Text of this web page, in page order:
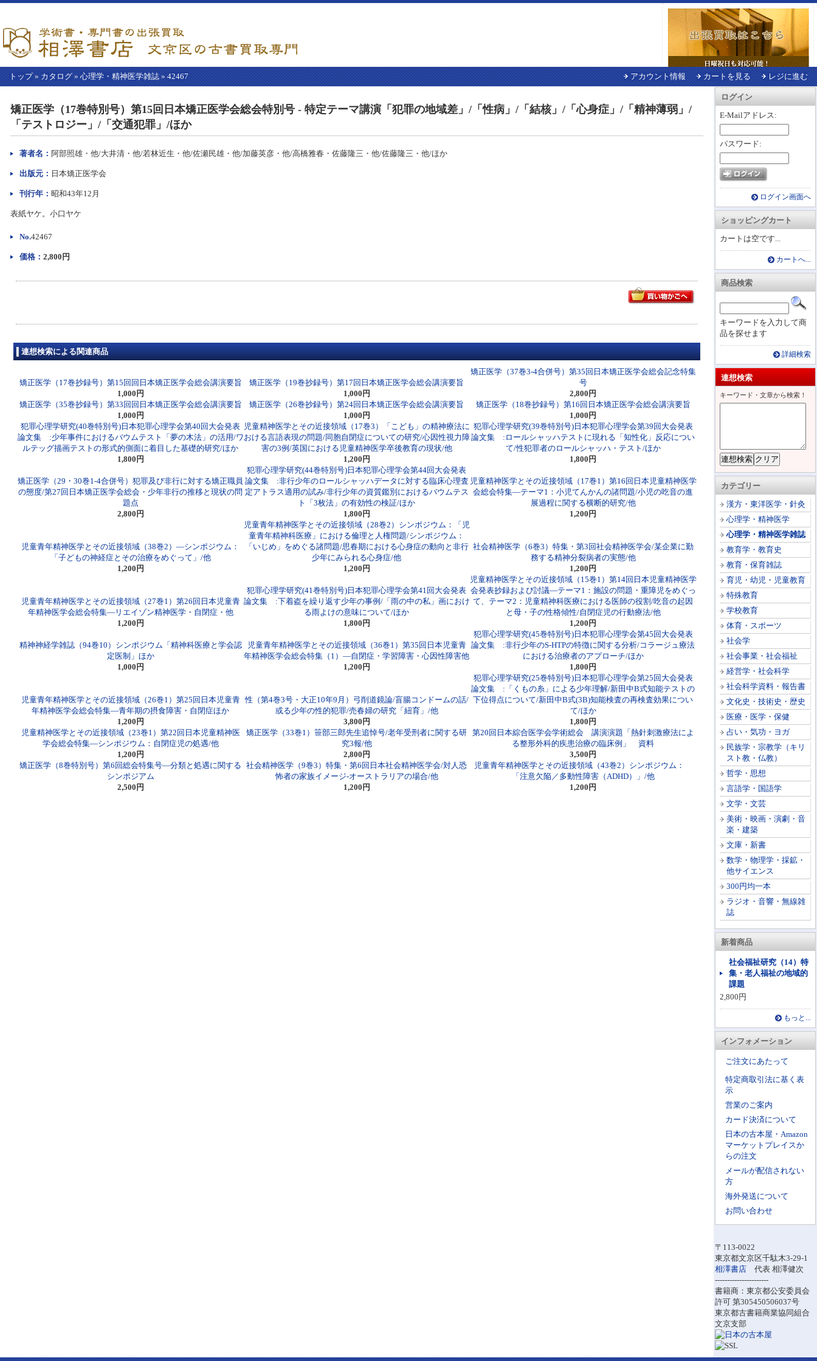
トップ» カタログ » 心理学・精神医学雑誌 » 42467 アカウント情報 カートを見る レジに進む
ログイン
E-Mailアドレス:
パスワード:
ログイン画面へ
ショッピングカート
カートは空です...
カートへ...
商品検索
キーワードを入力して商
品を探せます
詳細検索
連想検索
キーワード・文章から検索！
カテゴリー
漢方・東洋医学・針灸
心理学・精神医学
心理学・精神医学雑誌
教育学・教育史
教育・保育雑誌
育児・幼児・児童教育
特殊教育
学校教育
体育・スポーツ
社会学
社会事業・社会福祉
経営学・社会科学
社会科学資料・報告書
文化史・技術史・歴史
医療・医学・保健
占い・気功・ヨガ
民族学・宗教学（キリ
スト教・仏教）
哲学・思想
言語学・国語学
文学・文芸
美術・映画・演劇・音
楽・建築
文庫・新書
数学・物理学・採鉱・
他サイエンス
300円均一本
ラジオ・音響・無線雑
誌
新着商品
社会福祉研究（14）特
集・老人福祉の地域的
課題
2,800円
もっと...
インフォメーション
ご注文にあたって
特定商取引法に基く表
示
営業のご案内
カード決済について
日本の古本屋・Amazon
マーケットプレイスか
らの注文
メールが配信されない
方
海外発送について
お問い合わせ
〒113-0022
東京都文京区千駄木3-29-1
相澤書店 代表 相澤健次
----------------------
書籍商：東京都公安委員会
許可 第305450506037号
東京都古書籍商業協同組合
文京支部
か
本
矯正医学（17巻特別号）第15回日本矯正医学会総会特別号 - 特定テーマ講演「犯罪の地域差」/「性病」/「結核」/「心身症」/「精神薄弱」/
「テストロジー」/「交通犯罪」/ほか
著者名： 阿部照雄・他/大井清・他/若林近生・他/佐瀬民雄・他/加藤英彦・他/高橋雅春・佐藤隆三・他/佐藤隆三・他/ほか
出版元： 日本矯正医学会
刊行年： 昭和43年12月
表紙ヤケ。小口ヤケ
No.42467
価格： 2,800円
連想検索による関連商品
矯正医学（17巻抄録号）第15回回日本矯正医学会総会講演要旨
1,000円
矯正医学（19巻抄録号）第17回日本矯正医学会総会講演要旨
1,000円
矯正医学（37巻3-4合併号）第35回日本矯正医学会総会記念特集
号
2,800円
矯正医学（35巻抄録号）第33回回日本矯正医学会総会講演要旨
1,000円
矯正医学（26巻抄録号）第24回日本矯正医学会総会講演要旨
1,000円
矯正医学（18巻抄録号）第16回日本矯正医学会総会講演要旨
1,000円
犯罪心理学研究(40巻特別号)日本犯罪心理学会第40回大会発表
論文集 :少年事件におけるバウムテスト「夢の木法」の活用/ワ
ルテッグ描画テストの形式的側面に着目した基礎的研究/ほか
1,800円
児童精神医学とその近接領域（17巻3）「こども」の精神療法に
おける言語表現の問題/同胞自閉症についての研究/心因性視力障
害の3例/英国における児童精神医学卒後教育の現状/他
1,200円
犯罪心理学研究(39巻特別号)日本犯罪心理学会第39回大会発表
論文集 :ロールシャッハテストに現れる「知性化」反応につい
て/性犯罪者のロールシャッハ・テスト/ほか
1,800円
矯正医学（29・30巻1-4合併号）犯罪及び非行に対する矯正職員
の態度/第27回日本矯正医学会総会・少年非行の推移と現状の問
題点
2,800円
犯罪心理学研究(44巻特別号)日本犯罪心理学会第44回大会発表
論文集 :非行少年のロールシャッハデータに対する臨床心理査
定アトラス適用の試み/非行少年の資質鑑別におけるバウムテス
ト「3枚法」の有効性の検証/ほか
1,800円
児童精神医学とその近接領域（17巻1）第16回日本児童精神医学
会総会特集―テーマ1：小児てんかんの諸問題/小児の吃音の進
展過程に関する横断的研究/他
1,200円
児童青年精神医学とその近接領域（38巻2）―シンポジウム：
「子どもの神経症とその治療をめぐって」/他
1,200円
児童青年精神医学とその近接領域（28巻2）シンポジウム：「児
童青年精神科医療」における倫理と人権問題/シンポジウム：
「いじめ」をめぐる諸問題/思春期における心身症の動向と非行
少年にみられる心身症/他
1,200円
社会精神医学（6巻3）特集・第3回社会精神医学会/某企業に勤
務する精神分裂病者の実態/他
1,200円
児童青年精神医学とその近接領域（27巻1）第26回日本児童青
年精神医学会総会特集―リエイゾン精神医学・自閉症・他
1,200円
犯罪心理学研究(41巻特別号)日本犯罪心理学会第41回大会発表
論文集 :下着盗を繰り返す少年の事例/「雨の中の私」画におけ
る雨よけの意味について/ほか
1,800円
児童精神医学とその近接領域（15巻1）第14回日本児童精神医学
会発表抄録および討議―テーマ1：施設の問題・重障児をめぐっ
て、テーマ2：児童精神科医療における医師の役割/吃音の起因
と母・子の性格傾性/自閉症児の行動療法/他
1,200円
精神神経学雑誌（94巻10）シンポジウム「精神科医療と学会認
定医制」ほか
1,000円
児童青年精神医学とその近接領域（36巻1）第35回日本児童青
年精神医学会総会特集（1）―自閉症・学習障害・心因性障害他
1,200円
犯罪心理学研究(45巻特別号)日本犯罪心理学会第45回大会発表
論文集 :非行少年のS-HTPの特徴に関する分析/コラージュ療法
における治療者のアプローチ/ほか
1,800円
児童青年精神医学とその近接領域（26巻1）第25回日本児童青
年精神医学会総会特集―青年期の摂食障害・自閉症ほか
1,200円
性（第4巻3号・大正10年9月）弓削道鏡論/盲腸コンドームの話/
或る少年の性的犯罪/売春婦の研究「紐育」/他
3,800円
犯罪心理学研究(25巻特別号)日本犯罪心理学会第25回大会発表
論文集 :「くもの糸」による少年理解/新田中B式知能テストの
下位得点について/新田中B式(3B)知能検査の再検査効果につい
て/ほか
1,800円
児童精神医学とその近接領域（23巻1）第22回日本児童精神医
学会総会特集―シンポジウム：自閉症児の処遇/他
1,200円
矯正医学（33巻1）笹部三郎先生追悼号/老年受刑者に関する研
究3報/他
2,800円
第20回日本綜合医学会学術総会 講演演題「熱針刺激療法によ
る整形外科的疾患治療の臨床例」 資料
3,500円
矯正医学（8巻特別号）第6回総会特集号―分類と処遇に関する
シンポジアム
2,500円
社会精神医学（9巻3）特集・第6回日本社会精神医学会/対人恐
怖者の家族イメージ-オーストラリアの場合/他
1,200円
児童青年精神医学とその近接領域（43巻2）シンポジウム：
「注意欠陥／多動性障害（ADHD）」/他
1,200円